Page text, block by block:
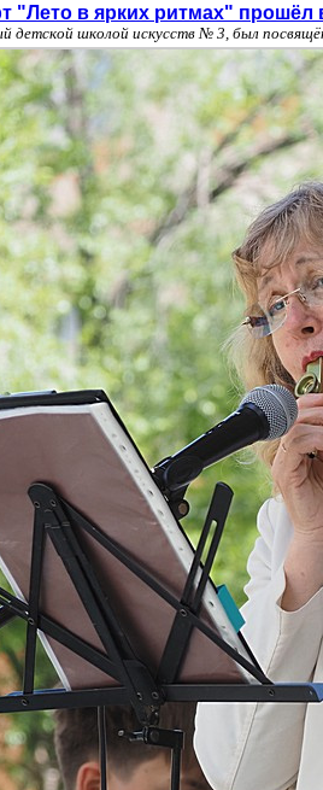
"Лето в ярких ритмах" прошёл
детской школой искусств № 3, был